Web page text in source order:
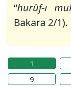
“hurûf-ı
Bakara 2/1).
1
9